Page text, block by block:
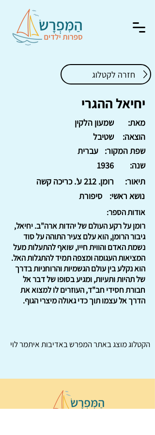
חזרה לקטלוג
יחיאל ההגרי
שמעון הלקין
מאת:
שטיבל
הוצאה:
עברית
שפת המקור:
1936
שנה:
רומן. 212 ע'. כריכה קשה
תיאור:
סיפורת
נושא ראשי:
אודות הספר:
רומן על רקע העולם של יהדות ארה"ב. יחיאל,
גיבור הרומן, הוא עלם צעיר התוהה על סוד
נשמת האדם והווית חייו, שואף להתעלות מעל
המציאות העגומה ומצפה תמיד להתגלות האל.
הוא נקלע בין עולם הגשמיות והרוחניות בדרך
של תהיות ותעיות, ומגיע בסופו של דבר אל
חבורת חסידי חב"ד, העוזרים לו למצוא את
הדרך אל עצמו תוך כדי גאולה מיצרי הגוף.
הקטלוג מוצג באתרהמפרשבאדיבות איתמר לוי